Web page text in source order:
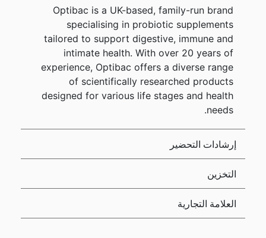
Optibac is a UK-based, family-run brand
specialising in probiotic supplements
tailored to support digestive, immune and
intimate health. With over 20 years of
experience, Optibac offers a diverse range
of scientifically researched products
designed for various life stages and health
needs.
إرشادات التحضير
التخزين
العلامة التجارية